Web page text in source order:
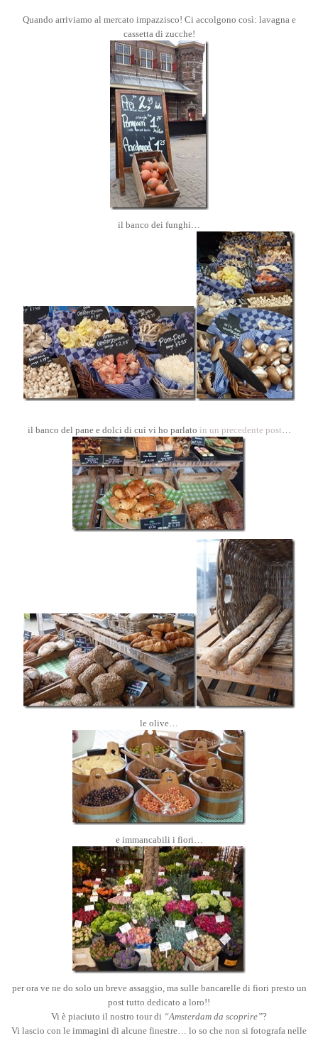
Quando arriviamo al mercato impazzisco! Ci accolgono così: lavagna e
cassetta di zucche!
il banco dei funghi…
il banco del pane e dolci di cui vi ho parlato in un precedente post
le olive…
e immancabili i fiori…
per ora ve ne do solo un breve assaggio, ma sulle bancarelle di fiori presto un
post tutto dedicato a loro!!
Vi è piaciuto il nostro tour di “Amsterdam da scoprire”?
Vi lascio con le immagini di alcune finestre… lo so che non si fotografa nelle